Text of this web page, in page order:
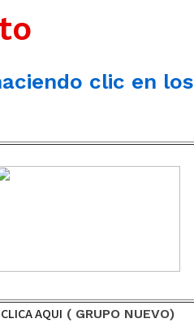
clic en los
CLICA AQUI ( GRUPO NUEVO)